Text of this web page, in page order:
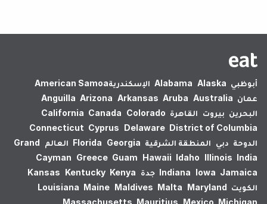
أبوظبي Alabama Alaska الإسكندرية‎American Samoa
عمان
Anguilla Arizona Arkansas Aruba Australia
البحرين بيروت القاهرة California Canada Colorado
Connecticut Cyprus Delaware District of Columbia
الدوحة دبي المنطقة الشرقية Florida Georgia العالم
Grand
Cayman Greece Guam Hawaii Idaho Illinois India
Indiana Iowa Jamaica جدة Kansas Kentucky Kenya
الكويت
Louisiana Maine Maldives Malta Maryland